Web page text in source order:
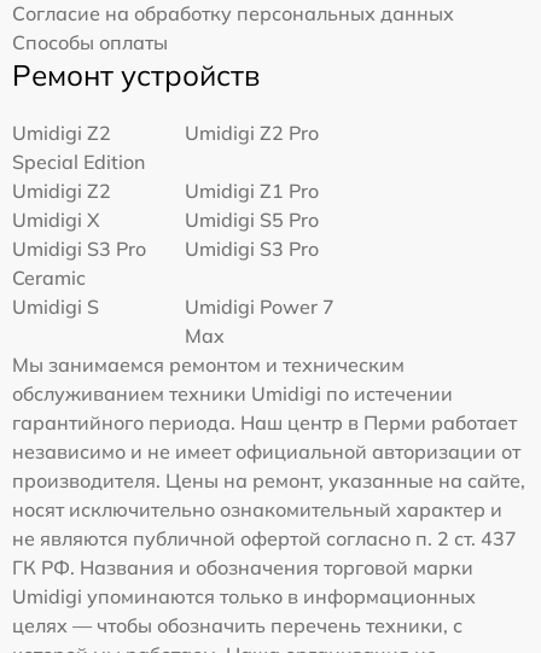
Согласие на обработку персональных данных
Способы оплаты
Ремонт устройств
Umidigi Z2
Special Edition
Umidigi Z2 Pro
Umidigi Z2
Umidigi Z1 Pro
Umidigi X
Umidigi S5 Pro
Umidigi S3 Pro
Ceramic
Umidigi S3 Pro
Umidigi S
Umidigi Power 7
Max
Мы занимаемся ремонтом и техническим
обслуживанием техники Umidigi по истечении
гарантийного периода. Наш центр в Перми работает
независимо и не имеет официальной авторизации от
производителя. Цены на ремонт, указанные на сайте,
носят исключительно ознакомительный характер и
не являются публичной офертой согласно п. 2 ст. 437
ГК РФ. Названия и обозначения торговой марки
Umidigi упоминаются только в информационных
целях — чтобы обозначить перечень техники, с